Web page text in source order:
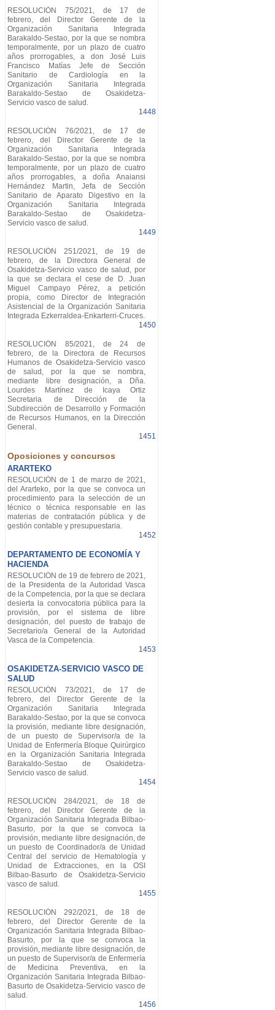
RESOLUCIÓN 75/2021, de 17 de
febrero, del Director Gerente de la
Organización Sanitaria Integrada
Barakaldo-Sestao, por la que se nombra
temporalmente, por un plazo de cuatro
años prorrogables, a don José Luis
Francisco Matías Jefe de Sección
Sanitario de Cardiología en la
Organización Sanitaria Integrada
Barakaldo-Sestao de Osakidetza-
Servicio vasco de salud.
1448
RESOLUCIÓN 76/2021, de 17 de
febrero, del Director Gerente de la
Organización Sanitaria Integrada
Barakaldo-Sestao, por la que se nombra
temporalmente, por un plazo de cuatro
años prorrogables, a doña Anaiansi
Hernández Martin, Jefa de Sección
Sanitario de Aparato Digestivo en la
Organización Sanitaria Integrada
Barakaldo-Sestao de Osakidetza-
Servicio vasco de salud.
1449
RESOLUCIÓN 251/2021, de 19 de
febrero, de la Directora General de
Osakidetza-Servicio vasco de salud, por
la que se declara el cese de D. Juan
Miguel Campayo Pérez, a petición
propia, como Director de Integración
Asistencial de la Organización Sanitaria
Integrada Ezkerraldea-Enkarterri-Cruces.
1450
RESOLUCIÓN 85/2021, de 24 de
febrero, de la Directora de Recursos
Humanos de Osakidetza-Servicio vasco
de salud, por la que se nombra,
mediante libre designación, a Dña.
Lourdes Martínez de Icaya Ortiz
Secretaria de Dirección de la
Subdirección de Desarrollo y Formación
de Recursos Humanos, en la Dirección
General.
1451
Oposiciones y concursos
ARARTEKO
RESOLUCIÓN de 1 de marzo de 2021,
del Ararteko, por la que se convoca un
procedimiento para la selección de un
técnico o técnica responsable en las
materias de contratación pública y de
gestión contable y presupuestaria.
1452
DEPARTAMENTO DE ECONOMÍA Y
HACIENDA
RESOLUCIÓN de 19 de febrero de 2021,
de la Presidenta de la Autoridad Vasca
de la Competencia, por la que se declara
desierta la convocatoria pública para la
provisión, por el sistema de libre
designación, del puesto de trabajo de
Secretario/a General de la Autoridad
Vasca de la Competencia.
1453
OSAKIDETZA-SERVICIO VASCO DE
SALUD
RESOLUCIÓN 73/2021, de 17 de
febrero, del Director Gerente de la
Organización Sanitaria Integrada
Barakaldo-Sestao, por la que se convoca
la provisión, mediante libre designación,
de un puesto de Supervisor/a de la
Unidad de Enfermería Bloque Quirúrgico
en la Organización Sanitaria Integrada
Barakaldo-Sestao de Osakidetza-
Servicio vasco de salud.
1454
RESOLUCIÓN 284/2021, de 18 de
febrero, del Director Gerente de la
Organización Sanitaria Integrada Bilbao-
Basurto, por la que se convoca la
provisión, mediante libre designación, de
un puesto de Coordinador/a de Unidad
Central del servicio de Hematología y
Unidad de Extracciones, en la OSI
Bilbao-Basurto de Osakidetza-Servicio
vasco de salud.
1455
RESOLUCIÓN 292/2021, de 18 de
febrero, del Director Gerente de la
Organización Sanitaria Integrada Bilbao-
Basurto, por la que se convoca la
provisión, mediante libre designación, de
un puesto de Supervisor/a de Enfermería
de Medicina Preventiva, en la
Organización Sanitaria Integrada Bilbao-
Basurto de Osakidetza-Servicio vasco de
salud.
1456